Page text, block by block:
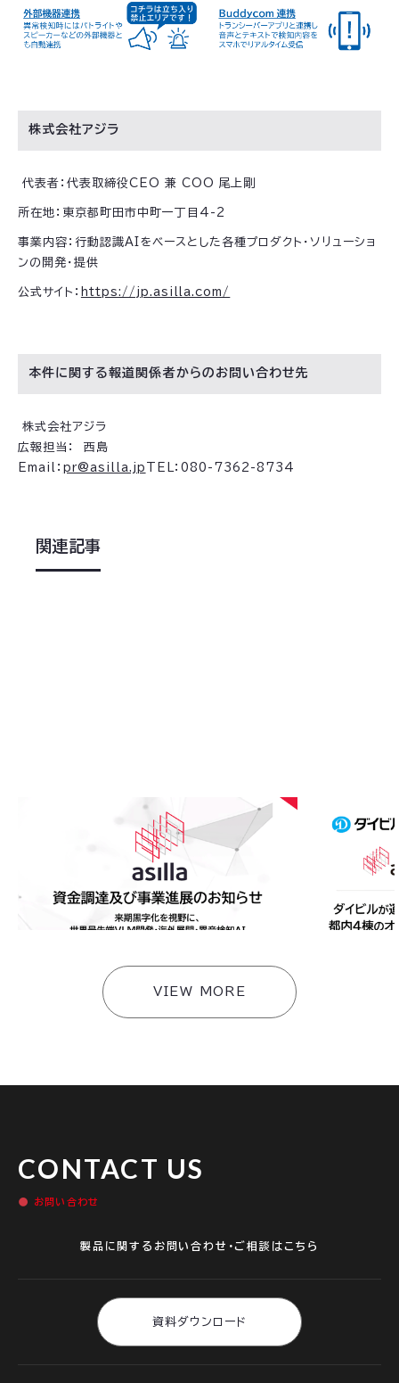
株式会社アジラ
代表者：代表取締役CEO 兼 COO 尾上剛
所在地：東京都町田市中町一丁目4-2
事業内容：行動認識AIをベースとした各種プロダクト・ソリューショ
ンの開発・提供
公式サイト： https://jp.asilla.com/
本件に関する報道関係者からのお問い合わせ先
株式会社アジラ
広報担当： 西島
Email： pr@asilla.jp TEL：080-7362-8734
関連記事
アジラ、資金調達及び事業進展のお知らせ〜来期黒
字化を視野に、世界最先端VLM開発・海外展開・異
音検知AI・スマートビルソリューションへ事業拡
2026
「AI
快適な環境
#ニュース
VIEW MORE
CONTACT US
お問い合わせ
製品に関するお問い合わせ・ご相談はこちら
資料ダウンロード